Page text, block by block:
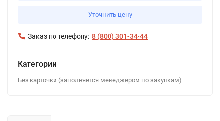
Уточнить цену
Заказ по телефону: 8 (800) 301-34-44
Категории
Без карточки (заполняется менеджером по закупкам)